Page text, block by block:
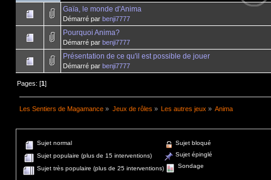
Gaïa, le monde d'Anima
Démarré par benji7777
Pourquoi Anima?
Démarré par benji7777
Présentation de ce qu'il est possible de jouer
Démarré par benji7777
Pages: [1]
Les Sentiers de Magamance » Jeux de rôles » Les autres jeux » Anima
Sujet normal
Sujet populaire (plus de 15 interventions)
Sujet très populaire (plus de 25 interventions)
Sujet bloqué
Sujet épinglé
Sondage